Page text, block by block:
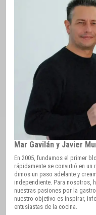
Mar Gavilán y Javier
En 2005, fundamos el primer
rápidamente se convirtió en un
dimos un paso adelante y
independiente. Para nosotros,
nuestras pasiones por la
nuestro objetivo es inspirar,
entusiastas de la cocina.